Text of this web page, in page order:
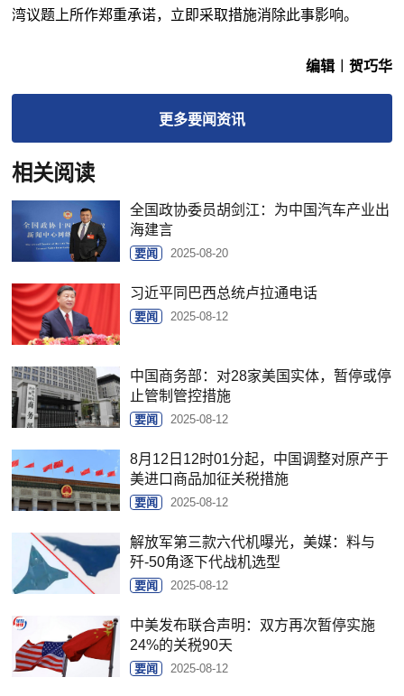
湾议题上所作郑重承诺，立即采取措施消除此事影响。
编辑︱贺巧华
更多要闻资讯
相关阅读
全国政协委员胡剑江：为中国汽车产业出
海建言
要闻 2025-08-20
习近平同巴西总统卢拉通电话
要闻 2025-08-12
中国商务部：对28家美国实体，暂停或停
止管制管控措施
要闻 2025-08-12
8月12日12时01分起，中国调整对原产于
美进口商品加征关税措施
要闻 2025-08-12
解放军第三款六代机曝光，美媒：料与
歼-50角逐下代战机选型
要闻 2025-08-12
中美发布联合声明：双方再次暂停实施
24%的关税90天
要闻 2025-08-12